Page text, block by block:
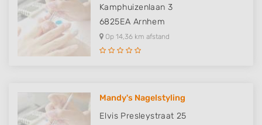
Kamphuizenlaan 3
6825EA Arnhem
Op 14,36 km afstand
Mandy's Nagelstyling
Elvis Presleystraat 25